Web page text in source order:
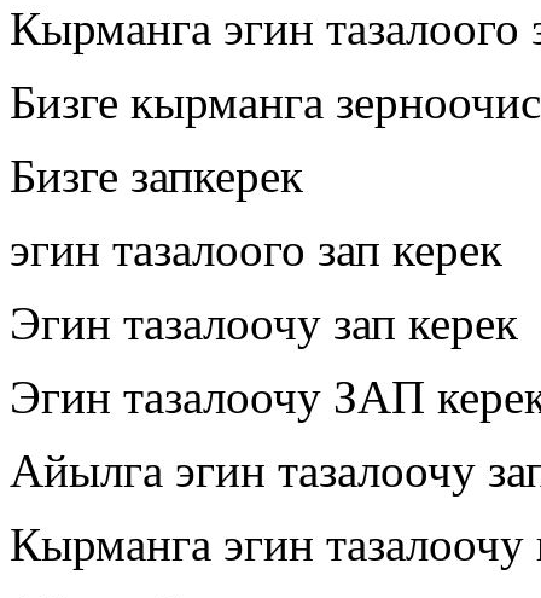
Кырманга эгин тазалоого
Бизге кырманга
Бизге запкерек
эгин тазалоого зап керек
Эгин тазалоочу зап керек
Эгин тазалоочу ЗАП
Айылга эгин тазалоочу
Кырманга эгин